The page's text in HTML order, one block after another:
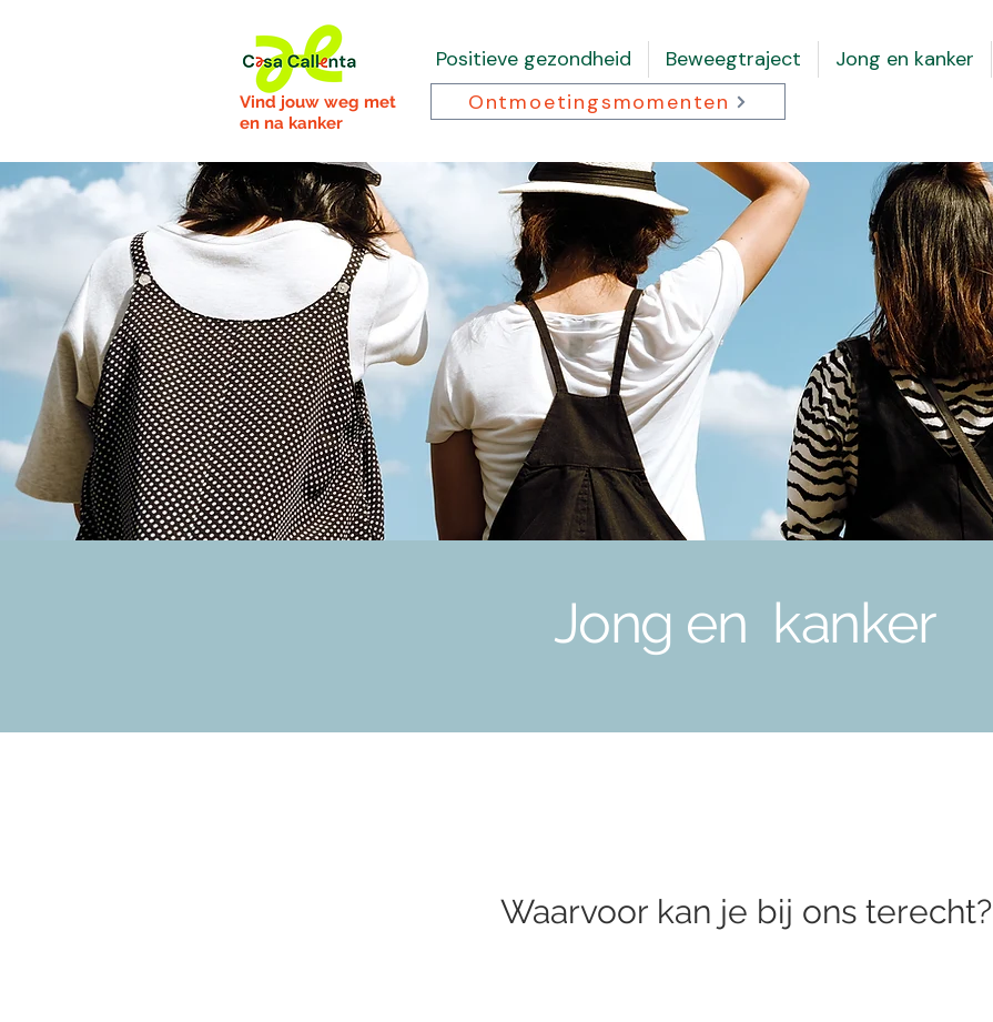
Positieve gezondheid Beweegtraject Jong en kanker
Vind jouw weg met
en na kanker
Ontmoetingsmomenten
Jong en kanker
Waarvoor kan je bij ons terecht?